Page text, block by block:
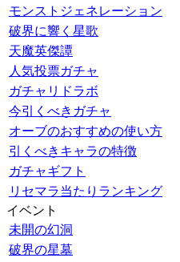
モンストジェネレーション
破界に響く星歌
天魔英傑譚
人気投票ガチャ
ガチャリドラボ
今引くべきガチャ
オーブのおすすめの使い方
引くべきキャラの特徴
ガチャギフト
リセマラ当たりランキング
イベント
未開の幻洞
破界の星墓